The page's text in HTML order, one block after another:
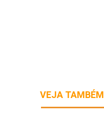
VEJA TAMBÉM